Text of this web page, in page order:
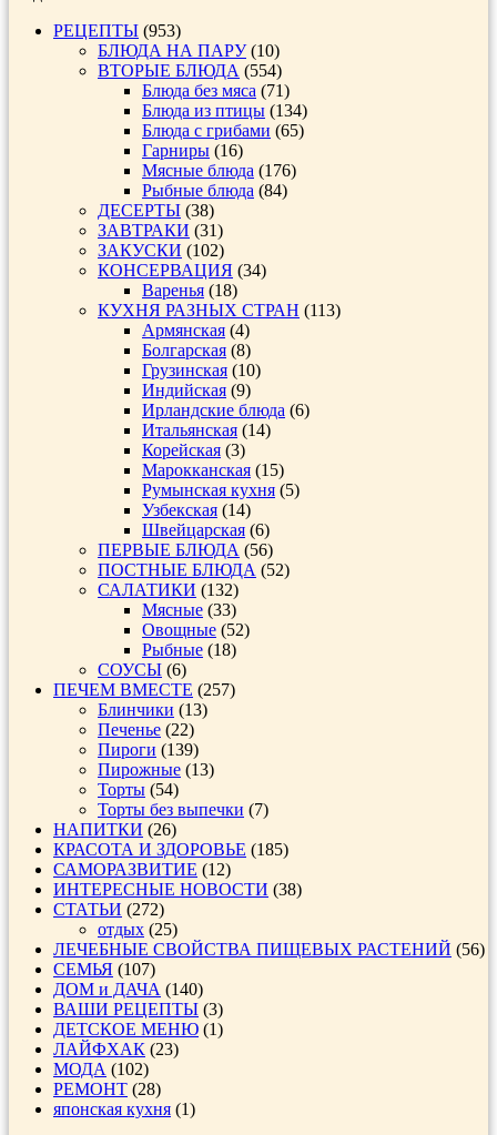
РЕЦЕПТЫ (953)
БЛЮДА НА ПАРУ(10)
ВТОРЫЕ БЛЮДА (554)
Блюда без мяса (71)
Блюда из птицы (134)
Блюда с грибами (65)
Гарниры (16)
Мясные блюда (176)
Рыбные блюда (84)
ДЕСЕРТЫ (38)
ЗАВТРАКИ (31)
ЗАКУСКИ (102)
КОНСЕРВАЦИЯ (34)
Варенья (18)
КУХНЯ РАЗНЫХ СТРАН (113)
Армянская (4)
Болгарская (8)
Грузинская (10)
Индийская (9)
Ирландские блюда (6)
Итальянская (14)
Корейская (3)
Марокканская (15)
Румынская кухня (5)
Узбекская (14)
Швейцарская (6)
ПЕРВЫЕ БЛЮДА (56)
ПОСТНЫЕ БЛЮДА (52)
САЛАТИКИ (132)
Мясные (33)
Овощные (52)
Рыбные (18)
СОУСЫ (6)
ПЕЧЕМ ВМЕСТЕ (257)
Блинчики (13)
Печенье (22)
Пироги (139)
Пирожные (13)
Торты (54)
Торты без выпечки (7)
НАПИТКИ (26)
КРАСОТА И ЗДОРОВЬЕ (185)
САМОРАЗВИТИЕ (12)
ИНТЕРЕСНЫЕ НОВОСТИ (38)
СТАТЬИ (272)
отдых (25)
ЛЕЧЕБНЫЕ СВОЙСТВА ПИЩЕВЫХ РАСТЕНИЙ (56)
СЕМЬЯ (107)
ДОМ и ДАЧА (140)
ВАШИ РЕЦЕПТЫ (3)
ДЕТСКОЕ МЕНЮ (1)
ЛАЙФХАК (23)
МОДА (102)
РЕМОНТ (28)
японская кухня (1)